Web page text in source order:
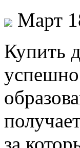
Март
Купить
за